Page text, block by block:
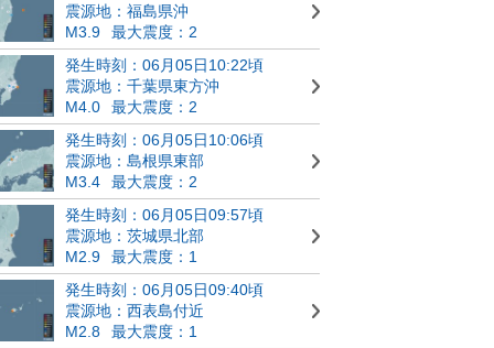
震源地：福島県沖
M3.9
最大震度：2
発生時刻：06月05日10:22頃
震源地：千葉県東方沖
M4.0
最大震度：2
発生時刻：06月05日10:06頃
震源地：島根県東部
M3.4
最大震度：2
発生時刻：06月05日09:57頃
震源地：茨城県北部
M2.9
最大震度：1
発生時刻：06月05日09:40頃
震源地：西表島付近
M2.8
最大震度：1